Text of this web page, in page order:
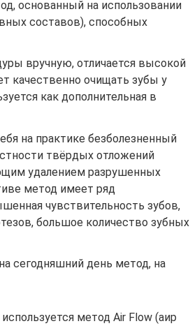
основанный на использовании
составов), способных
вручную, отличается высокой
качественно очищать зубы у
как дополнительная в
на практике безболезненный
твёрдых отложений
удалением разрушенных
метод имеет ряд
чувствительность зубов,
большое количество зубных
сегодняшний день метод, на
метод Air Flow (аир